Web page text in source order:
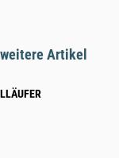
Artikel